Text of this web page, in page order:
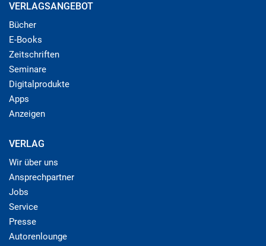
VERLAGSANGEBOT
Bücher
E-Books
Zeitschriften
Seminare
Digitalprodukte
Apps
Anzeigen
VERLAG
Wir über uns
Ansprechpartner
Jobs
Service
Presse
Autorenlounge